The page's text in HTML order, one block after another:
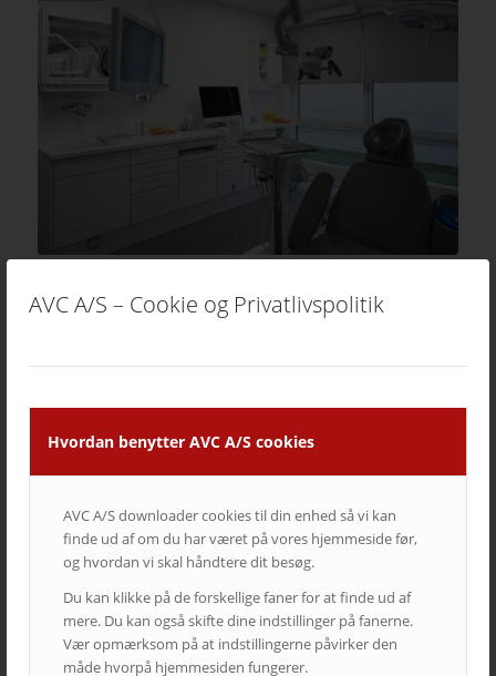
AVC A/S – Cookie og Privatlivspolitik
Hvordan benytter AVC A/S cookies
AVC A/S downloader cookies til din enhed så vi kan
finde ud af om du har været på vores hjemmeside før,
og hvordan vi skal håndtere dit besøg.
Du kan klikke på de forskellige faner for at finde ud af
mere. Du kan også skifte dine indstillinger på fanerne.
Vær opmærksom på at indstillingerne påvirker den
måde hvorpå hjemmesiden fungerer.
31. januar 2019